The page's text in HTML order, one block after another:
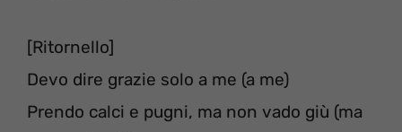
[Ritornello]
Devo dire grazie solo a me (a me)
Prendo calci e pugni, ma non vado giù (ma